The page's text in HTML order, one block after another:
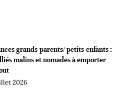
grands-parents/ petits-enfants :
malins et nomades à emporter
2026